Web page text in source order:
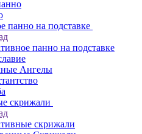
панно на подставке
панно на подставке
Ангелы
скрижали
скрижали